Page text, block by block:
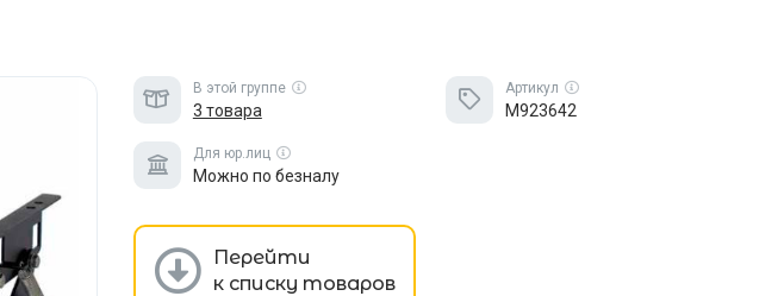
В этой группе
3 товара
Артикул
M923642
Для юр.лиц
Можно по безналу
Перейти
к списку товаров